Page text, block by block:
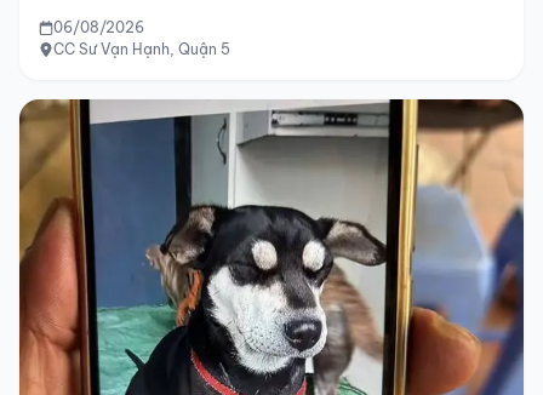
06/08/2026
CC Sư Vạn Hạnh, Quận 5